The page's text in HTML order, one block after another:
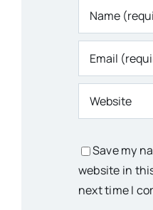
Save my
website in
next time I